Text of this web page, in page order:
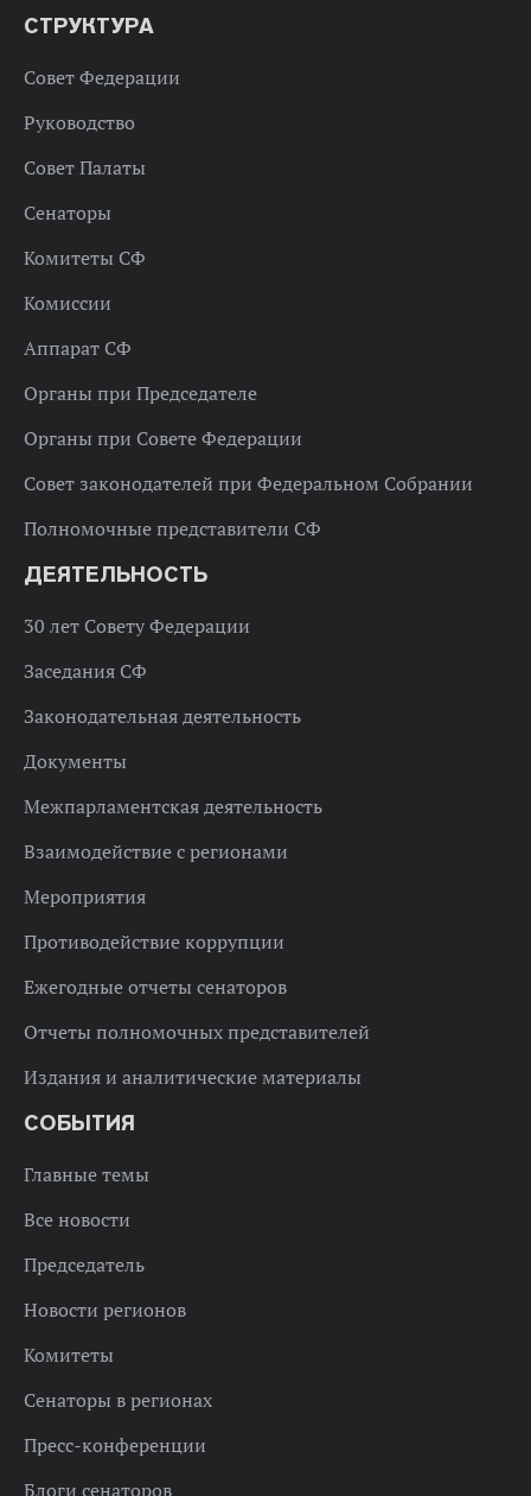
СТРУКТУРА
Совет Федерации
Руководство
Совет Палаты
Сенаторы
Комитеты СФ
Комиссии
Аппарат СФ
Органы при Председателе
Органы при Совете Федерации
Совет законодателей при Федеральном Собрании
Полномочные представители СФ
ДЕЯТЕЛЬНОСТЬ
30 лет Совету Федерации
Заседания СФ
Законодательная деятельность
Документы
Межпарламентская деятельность
Взаимодействие с регионами
Мероприятия
Противодействие коррупции
Ежегодные отчеты сенаторов
Отчеты полномочных представителей
Издания и аналитические материалы
СОБЫТИЯ
Главные темы
Все новости
Председатель
Новости регионов
Комитеты
Сенаторы в регионах
Пресс-конференции
Блоги сенаторов